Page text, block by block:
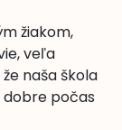
žiakom,
veľa
naša škola
počas